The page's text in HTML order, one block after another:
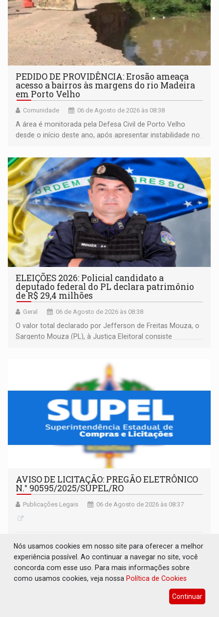
PEDIDO DE PROVIDÊNCIA: Erosão ameaça
acesso a bairros às margens do rio Madeira
em Porto Velho
Comunidade 06 de Agosto de 2026 às 08:38
A área é monitorada pela Defesa Civil de Porto Velho
desde o início deste ano, após apresentar instabilidade no
ELEIÇÕES 2026: Policial candidato a
deputado federal do PL declara patrimônio
de R$ 29,4 milhões
Geral 06 de Agosto de 2026 às 08:38
O valor total declarado por Jefferson de Freitas Mouza, o
Sargento Mouza (PL), à Justiça Eleitoral consiste
AVISO DE LICITAÇÃO: PREGÃO ELETRÔNICO
N.° 90595/2025/SUPEL/RO
Publicações Legais 06 de Agosto de 2026 às 08:37
Nós usamos cookies em nosso site para oferecer a melhor
experiência possível. Ao continuar a navegar no site, você
concorda com esse uso. Para mais informações sobre
como usamos cookies, veja nossa Política de Cookies
Continuar